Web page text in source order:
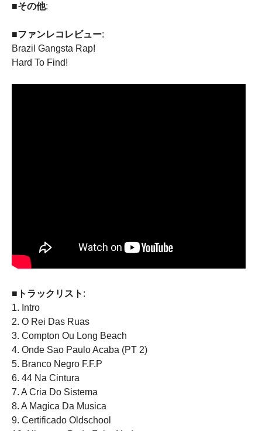
■その他:
■ファンレコレビュー:
Brazil Gangsta Rap!
Hard To Find!
■トラックリスト :
1. Intro
2. O Rei Das Ruas
3. Compton Ou Long Beach
4. Onde Sao Paulo Acaba (PT 2)
5. Branco Negro F.F.P
6. 44 Na Cintura
7. A Cria Do Sistema
8. A Magica Da Musica
9. Certificado Oldschool